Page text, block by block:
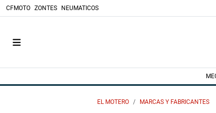
CFMOTO ZONTES NEUMATICOS
EL MOTERO MARCAS Y FABRICANTES